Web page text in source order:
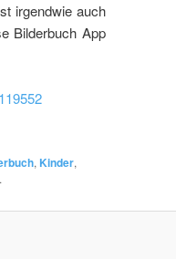
irgendwie auch
Bilderbuch App
, Kinder,
.